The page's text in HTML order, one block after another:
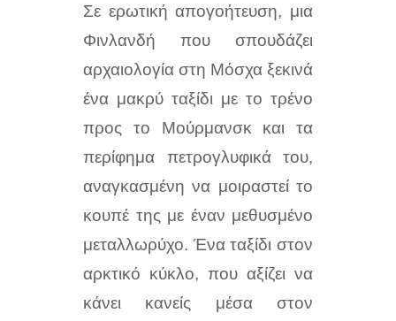
Σε ερωτική απογοήτευση, μια
Φινλανδή που σπουδάζει
αρχαιολογία στη Μόσχα ξεκινά
ένα μακρύ ταξίδι με το τρένο
προς το Μούρμανσκ και τα
περίφημα πετρογλυφικά του,
αναγκασμένη να μοιραστεί το
κουπέ της με έναν μεθυσμένο
μεταλλωρύχο. Ένα ταξίδι στον
αρκτικό κύκλο, που αξίζει να
κάνει κανείς μέσα στον